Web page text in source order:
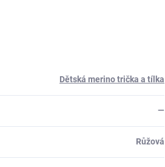
Dětská merino trička a tílka
—
Růžová